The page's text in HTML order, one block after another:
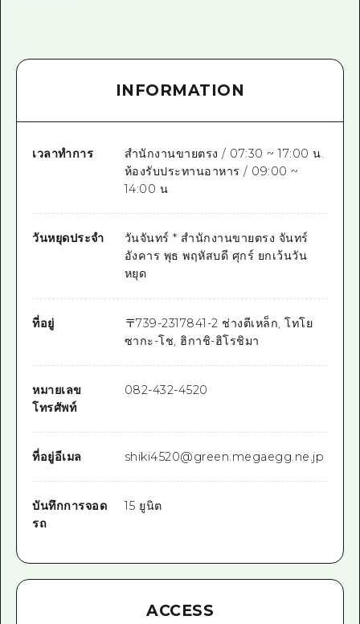
INFORMATION
เวลาทำการ
สำนักงานขายตรง / 07:30 ~ 17:00 น.
ห้องรับประทานอาหาร / 09:00 ~
14:00 น
วันหยุดประจำ
วันจันทร์ * สำนักงานขายตรง จันทร์
อังคาร พุธ พฤหัสบดี ศุกร์ ยกเว้นวัน
หยุด
ที่อยู่ 〒739-2317841-2 ช่างตีเหล็ก, โทโย
ซากะ-โช, ฮิกาชิ-ฮิโรชิมา
หมายเลข
โทรศัพท์
082-432-4520
ที่อยู่อีเมล shiki4520@green.megaegg.ne.jp
บันทึกการจอด
รถ
15 ยูนิต
ACCESS